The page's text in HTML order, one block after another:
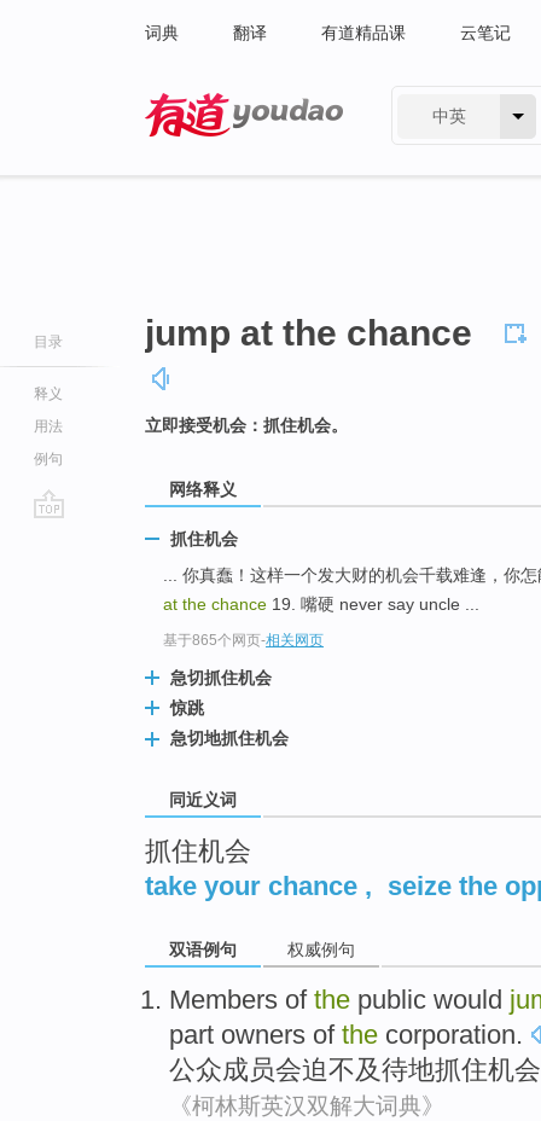
词典 翻译 有道精品课 云笔记
中英
目录
释义
用法
例句
jump at the chance
立即接受机会：抓住机会。
网络释义
抓住机会
... 你真蠢！这样一个发大财的机会千载难逢，你
at the chance 19. 嘴硬 never say uncle ...
基于865个网页-相关网页
急切抓住机会
惊跳
急切地抓住机会
同近义词
抓住机会
take your chance , seize the
双语例句 权威例句
Members of the public would
part owners of the corporation.
公众成员会迫不及待地抓住机会
《柯林斯英汉双解大词典》